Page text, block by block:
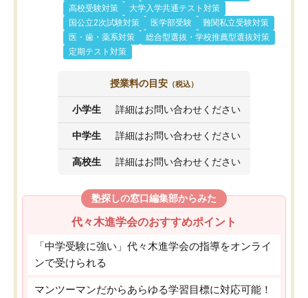
高校受験対策
大学入学共通テスト対策
国公立2次試験対策
医学部受験
難関私立受験対策
医・歯・薬系対策
総合型選抜・学校推薦型選抜対策
定期テスト対策
授業料の目安 （税込）
小学生 詳細はお問い合わせください
中学生 詳細はお問い合わせください
高校生 詳細はお問い合わせください
塾探しの窓口編集部からみた
代々木進学会のおすすめポイント
「中学受験に強い」代々木進学会の指導をオンライ
ンで受けられる
マンツーマンだからあらゆる学習目標に対応可能！